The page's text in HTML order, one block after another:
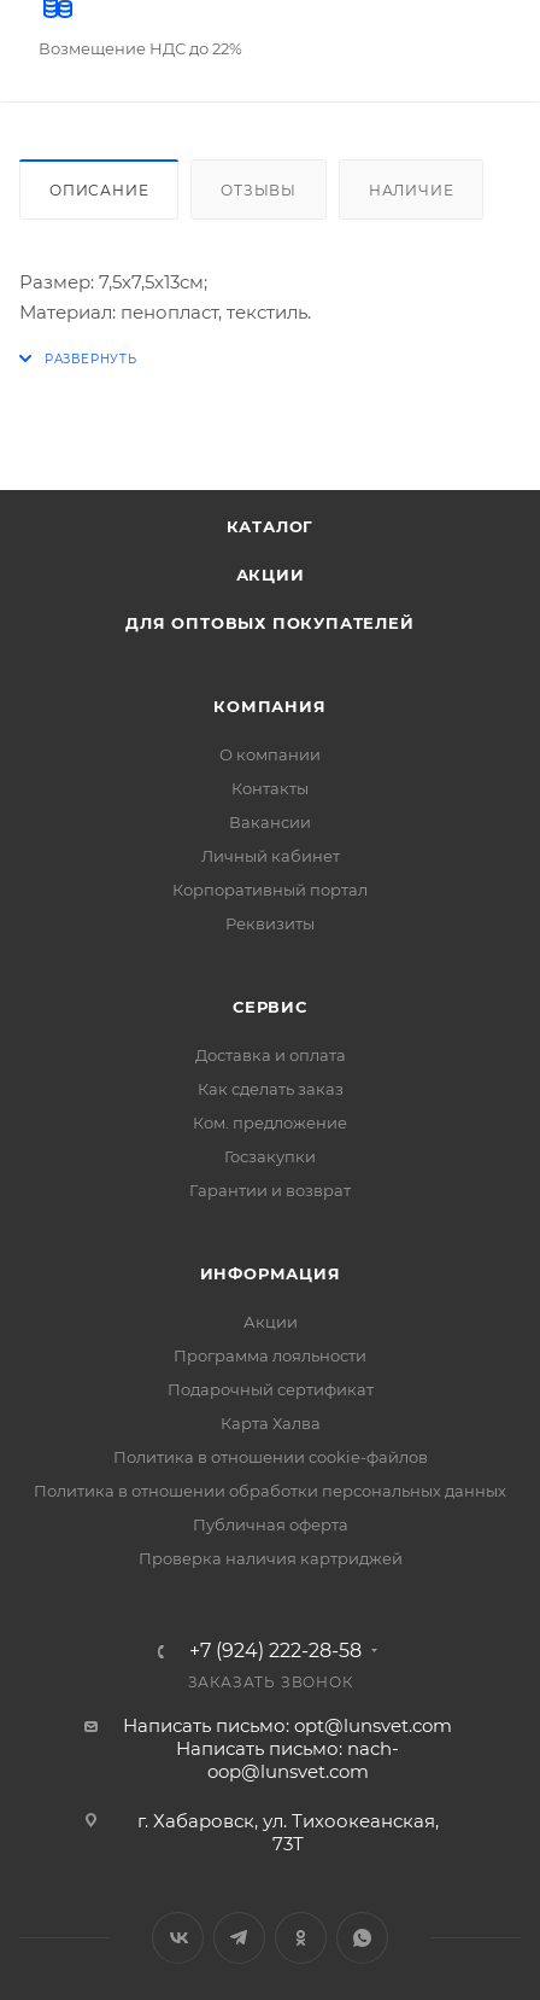
Возмещение НДС до 22%
ОПИСАНИЕ ОТЗЫВЫ НАЛИЧИЕ
Размер: 7,5х7,5х13см;
Материал: пенопласт, текстиль.
КАТАЛОГ
АКЦИИ
ДЛЯ ОПТОВЫХ ПОКУПАТЕЛЕЙ
КОМПАНИЯ
О компании
Контакты
Вакансии
Личный кабинет
Корпоративный портал
Реквизиты
СЕРВИС
Доставка и оплата
Как сделать заказ
Ком. предложение
Госзакупки
Гарантии и возврат
ИНФОРМАЦИЯ
Акции
Программа лояльности
Подарочный сертификат
Карта Халва
Политика в отношении cookie-файлов
Политика в отношении обработки персональных данных
Публичная оферта
Проверка наличия картриджей
+7 (924) 222-28-58
ЗАКАЗАТЬ ЗВОНОК
Написать письмо: opt@lunsvet.com
Написать письмо: nach-
oop@lunsvet.com
г. Хабаровск, ул. Тихоокеанская,
73Т